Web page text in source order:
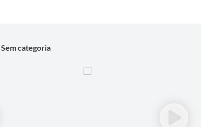
Sem categoria